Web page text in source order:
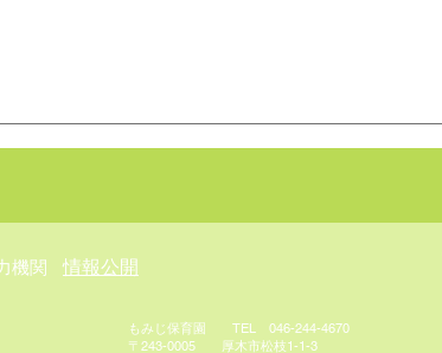
機関 ​情報公開
もみじ保育園 TEL 046-244-4670
​〒243-0005 厚木市松枝1-1-3